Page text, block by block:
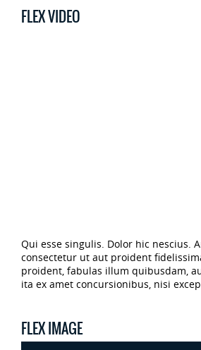
FLEX VIDEO
Qui esse singulis. Dolor hic nescius.
consectetur ut aut proident
proident, fabulas illum quibusdam,
ita ex amet concursionibus, nisi
FLEX IMAGE